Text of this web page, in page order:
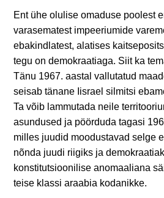
Ent ühe olulise omaduse poolest
varasematest impeeriumide
ebakindlatest, alatises
tegu on demokraatiaga. Siit ka
Tänu 1967. aastal vallutatud
seisab tänane Iisrael silmitsi
Ta võib lammutada neile
asundused ja pöörduda tagasi
milles juudid moodustavad selge
nõnda juudi riigiks ja
konstitutsioonilise anomaaliana
teise klassi araabia kodanikke.